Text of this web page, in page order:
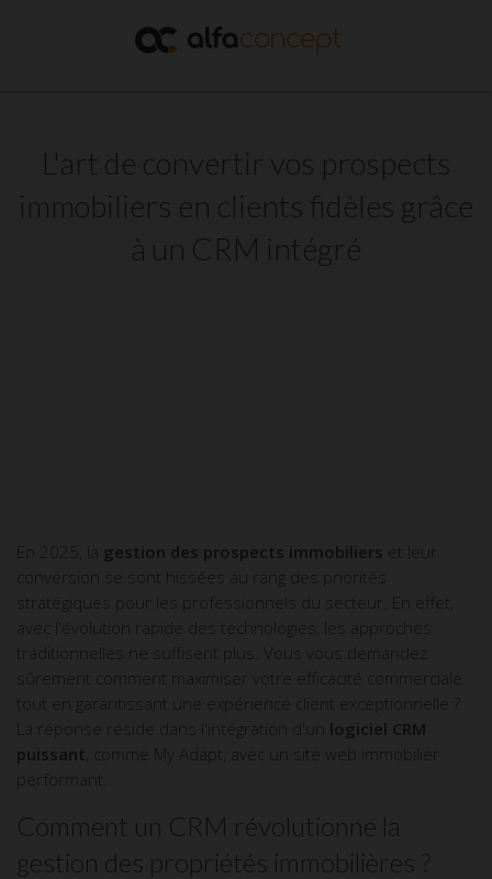
L'art de convertir vos prospects
immobiliers en clients fidèles grâce
à un CRM intégré
En 2025, la gestion des prospects immobiliers et leur
conversion se sont hissées au rang des priorités
stratégiques pour les professionnels du secteur. En effet,
avec l'évolution rapide des technologies, les approches
traditionnelles ne suffisent plus. Vous vous demandez
sûrement comment maximiser votre efficacité commerciale
tout en garantissant une expérience client exceptionnelle ?
La réponse réside dans l'intégration d'un logiciel CRM
puissant , comme My Adapt, avec un site web immobilier
performant.
Comment un CRM révolutionne la
gestion des propriétés immobilières ?